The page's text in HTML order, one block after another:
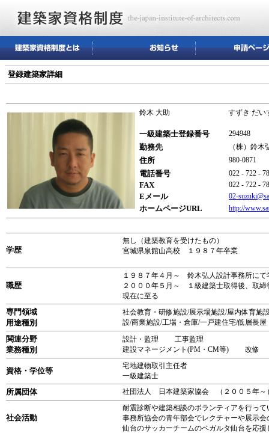
登録建築家詳細
鈴木 大助 すずき だい
一級建築士登録番号 294948
勤務先 （株）鈴
住所 980-0871
電話番号 022 - 722 -
FAX 022 - 722 -
Eメール 02-
ホームページURL http://
学歴
無し（建築教育を受けたもの）
宮城県泉館山高校 １９８７年卒業
職歴
１９８７年４月～ 鈴木弘人設計事務所に
２０００年５月～ １級建築士取得後、取
現在に至る
専門領域
用途種別
社会教育・研修施設/展示場施設/屋内体育施
設/商業施設/工場・倉庫/一戸建住宅/低層長屋
関連分野
業務種別
設計・監理 工事監理
建設マネージメント(PM・CM等)
資格・学位等
宅地建物取引主任者
一級建築士
所属団体 社団法人 日本建築家協会 （２００５年～
社会活動
耐震診断や建築相談のボランティアを行って
事務所協会の青年部会でレクチャーや展示
仙台のサッカーチームのベガルタ仙台を応